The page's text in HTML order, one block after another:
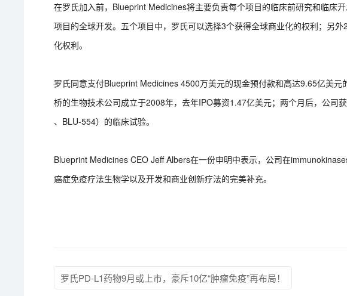
在罗氏加入前，Blueprint Medicines将主要负责每个项目的临床前研究和临床
项目的全球开发。五个项目中，罗氏可以选择3个获得全球商业化的权利；另
化权利。
罗氏同意支付Blueprint Medicines 4500万美元的现金预付款和高达9.65亿美
桥的生物技术公司成立于2008年，去年IPO募资1.47亿美元；两个月后，公司
、BLU-554）的临床试验。
Blueprint Medicines CEO Jeff Albers在一份申明中表示，公司在
癌症免疫疗法生物学以及开发和商业创新疗法的完美补充。
罗氏PD-L1药物9月或上市，豪斥10亿“肿瘤免疫”再布局！